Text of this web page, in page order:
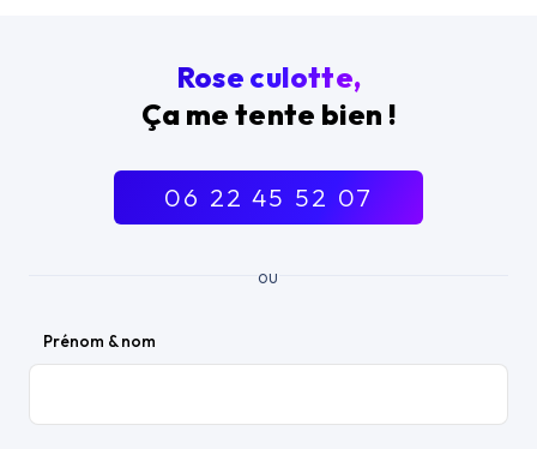
Rose culotte,
Ça me tente bien !
06 22 45 52 07
ou
Prénom & nom